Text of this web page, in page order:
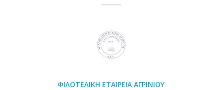
ΦΙΛΟΤΕΛΙΚΗ ΕΤΑΙΡΕΙΑ ΑΓΡΙΝΙΟΥ